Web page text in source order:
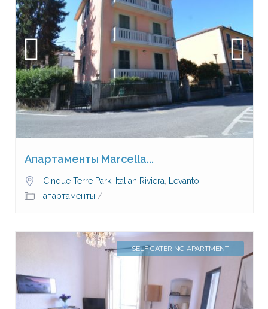
Апартаменты Marcella...
Cinque Terre Park, Italian Riviera
Levanto
апартаменты /
SELF CATERING APARTMENT